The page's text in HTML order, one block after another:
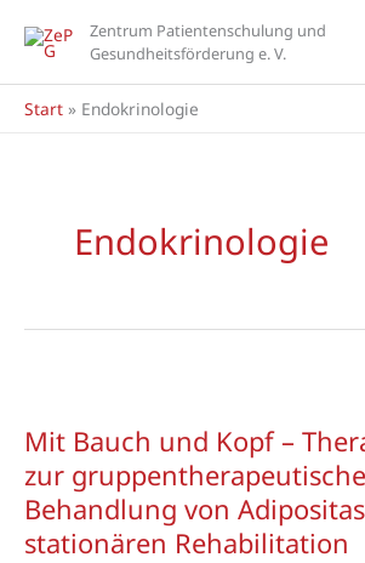
Inhalt
Zentrum Patientenschulung und
Gesundheitsförderung e. V.
Start Endokrinologie
Endokrinologie
Mit Bauch und Kopf –
zur
Behandlung von
stationären Rehabilitation